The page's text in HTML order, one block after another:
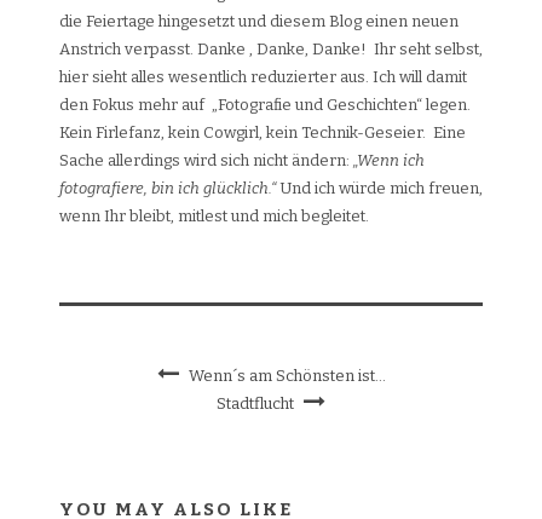
die Feiertage hingesetzt und diesem Blog einen neuen
Anstrich verpasst. Danke , Danke, Danke! Ihr seht selbst,
hier sieht alles wesentlich reduzierter aus. Ich will damit
den Fokus mehr auf „Fotografie und Geschichten“ legen.
Kein Firlefanz, kein Cowgirl, kein Technik-Geseier. Eine
Sache allerdings wird sich nicht ändern: „Wenn ich
fotografiere, bin ich glücklich.“Und ich würde mich freuen,
wenn Ihr bleibt, mitlest und mich begleitet.
Wenn´s am Schönsten ist…
Stadtflucht
YOU MAY ALSO LIKE